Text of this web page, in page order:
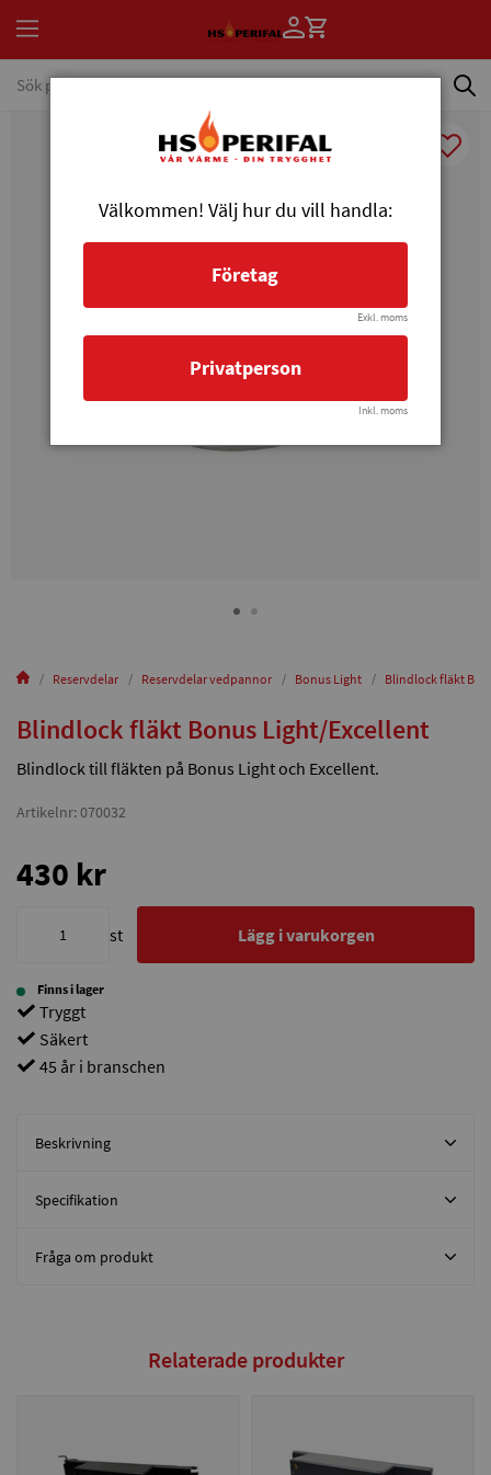
Reservdelar Reservdelar vedpannor Bonus Light Blindlock fläkt
Blindlock fläkt Bonus Light/Excellent
Blindlock till fläkten på Bonus Light och Excellent.
Artikelnr: 070032
430 kr
st Lägg i varukorgen
Finns i lager
Tryggt
Säkert
45 år i branschen
Beskrivning
Specifikation
Fråga om produkt
Relaterade produkter
Välkommen! Välj hur du vill handla:
Företag
Exkl. moms
Privatperson
Inkl. moms